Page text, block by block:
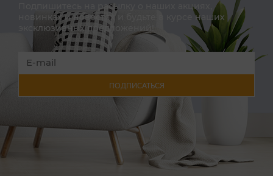
Подпишитесь на расылку о наших акциях,
новинках и новостях и будьте в курсе наших
эксклюзивных предложений!
ПОДПИСАТЬСЯ